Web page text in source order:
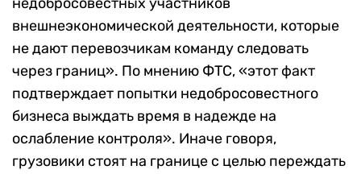
внешнеэкономической деятельности, которые
не дают перевозчикам команду следовать
через границ». По мнению ФТС, «этот факт
подтверждает попытки недобросовестного
бизнеса выждать время в надежде на
ослабление контроля». Иначе говоря,
грузовики стоят на границе с целью переждать